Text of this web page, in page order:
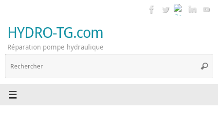
contenu
HYDRO-TG.com
Réparation pompe hydraulique